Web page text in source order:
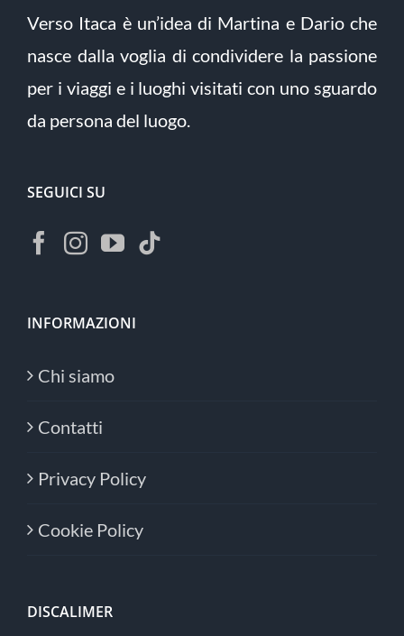
Verso Itaca è un’idea di Martina e Dario che
nasce dalla voglia di condividere la passione
per i viaggi e i luoghi visitati con uno sguardo
da persona del luogo.
SEGUICI SU
INFORMAZIONI
Chi siamo
Contatti
Privacy Policy
Cookie Policy
DISCALIMER